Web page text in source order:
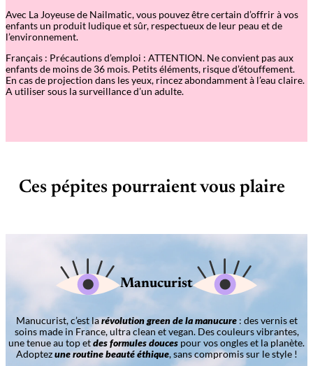
Avec La Joyeuse de Nailmatic, vous pouvez être certain d’offrir à vos
enfants un produit ludique et sûr, respectueux de leur peau et de
l’environnement.
Français : Précautions d’emploi : ATTENTION. Ne convient pas aux
enfants de moins de 36 mois. Petits éléments, risque d’étouffement.
En cas de projection dans les yeux, rincez abondamment à l’eau claire.
A utiliser sous la surveillance d’un adulte.
Ces pépites pourraient vous plaire
Manucurist
Manucurist, c’est larévolution green de la manucure: des vernis et
soins made in France, ultra clean et vegan. Des couleurs vibrantes,
une tenue au top etdes formules douces pour vos ongles et la planète.
Adoptezune routine beauté éthique, sans compromis sur le style !